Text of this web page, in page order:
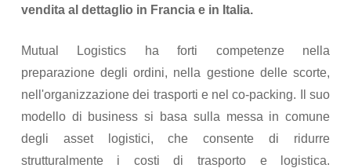
vendita al dettaglio in Francia e in Italia.
Mutual Logistics ha forti competenze nella
preparazione degli ordini, nella gestione delle scorte,
nell'organizzazione dei trasporti e nel co-packing. Il suo
modello di business si basa sulla messa in comune
degli asset logistici, che consente di ridurre
strutturalmente i costi di trasporto e logistica.